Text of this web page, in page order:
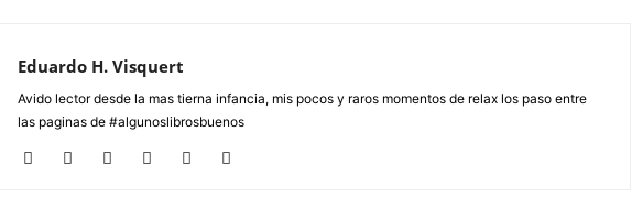
Eduardo H. Visquert
Avido lector desde la mas tierna infancia, mis pocos y raros momentos de relax los paso entre
las paginas de #algunoslibrosbuenos